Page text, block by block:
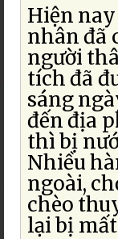
Hiện
nhân đã
người
tích đã
sáng
đến địa
thì bị
Nhiều
ngoài,
chèo
lại bị